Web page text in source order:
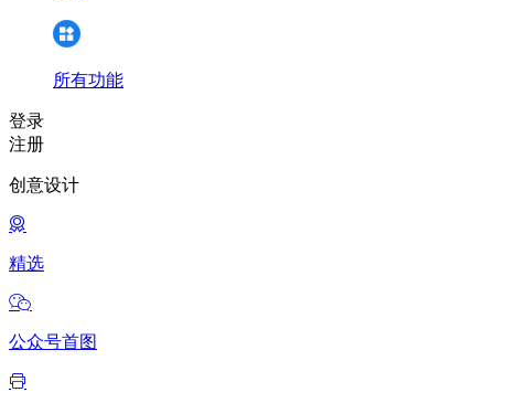
所有功能
登录
注册
创意设计
精选
公众号首图